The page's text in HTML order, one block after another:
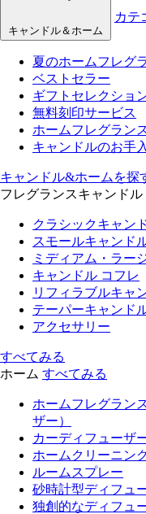
キャンドル＆ホーム
カテ
夏のホームフレグ
ベストセラー
ギフトセレクショ
無料刻印サービス
ホームフレグラン
キャンドルのお手
キャンドル&ホームを探
フレグランスキャンドル
クラシックキャン
スモールキャンド
ミディアム・ラー
キャンドル コフレ
リフィラブルキャ
テーパーキャンド
アクセサリー
すべてみる
ホーム すべてみる
ホームフレグラン
ザー）
カーディフューザ
ホームクリーニン
ルームスプレー
砂時計型ディフュ
独創的なディフュ